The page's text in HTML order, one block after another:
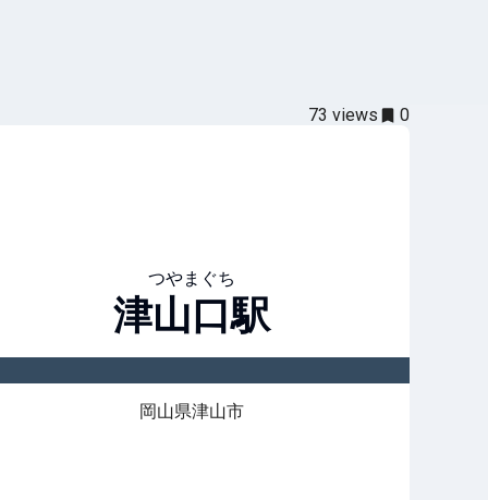
73 views 0
つやまぐち
津山口駅
岡山県津山市